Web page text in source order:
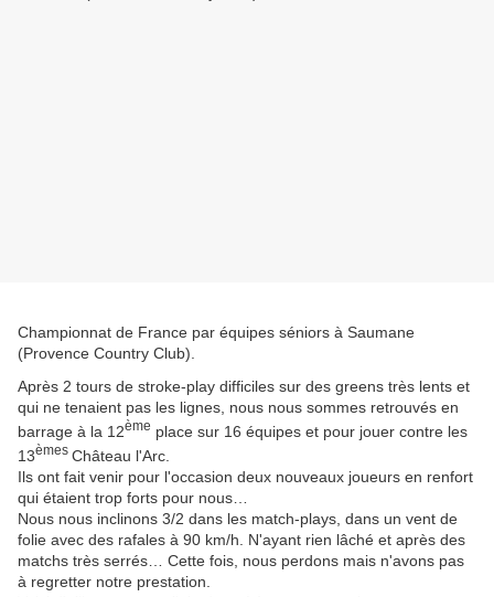
Championnat de France par équipes séniors à Saumane
(Provence Country Club).
Après 2 tours de stroke-play difficiles sur des greens très lents et
qui ne tenaient pas les lignes, nous nous sommes retrouvés en
barrage à la 12ème place sur 16 équipes et pour jouer contre les
13èmes Château l'Arc.
Ils ont fait venir pour l'occasion deux nouveaux joueurs en renfort
qui étaient trop forts pour nous…
Nous nous inclinons 3/2 dans les match-plays, dans un vent de
folie avec des rafales à 90 km/h. N'ayant rien lâché et après des
matchs très serrés… Cette fois, nous perdons mais n'avons pas
à regretter notre prestation.